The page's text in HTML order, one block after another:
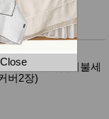
Close
수 아사 차렵이불세
버2장)